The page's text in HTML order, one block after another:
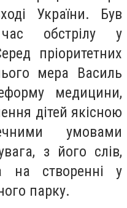
України. Був
обстрілу у
пріоритетних
мера Василь
медицини,
дітей якісною
умовами
з його слів,
на створенні у
парку.